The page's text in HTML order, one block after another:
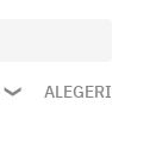
ALEGERI